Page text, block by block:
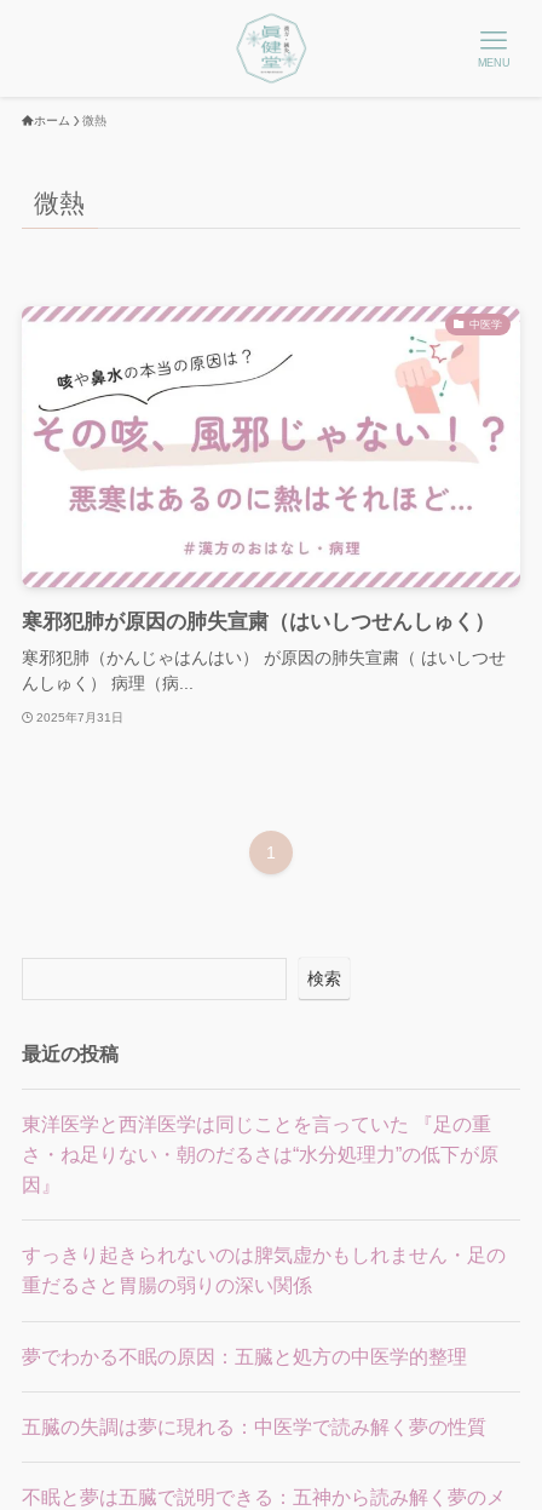
MENU
ホーム 微熱
微熱
中医学
寒邪犯肺が原因の肺失宣粛（はいしつせんしゅく）
寒邪犯肺（かんじゃはんはい） が原因の肺失宣粛（ はいしつせ
んしゅく） 病理（病...
2025年7月31日
1
検索
最近の投稿
東洋医学と西洋医学は同じことを言っていた 『足の重
さ・ね足りない・朝のだるさは“水分処理力”の低下が原
因』
すっきり起きられないのは脾気虚かもしれません・足の
重だるさと胃腸の弱りの深い関係
夢でわかる不眠の原因：五臓と処方の中医学的整理
五臓の失調は夢に現れる：中医学で読み解く夢の性質
不眠と夢は五臓で説明できる：五神から読み解く夢のメ